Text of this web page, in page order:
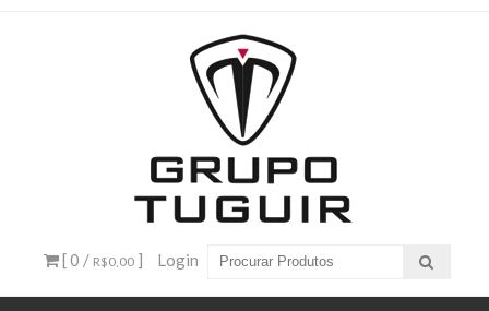
– Grupo
Tuguir
[ 0 / R$0,00 ] Login